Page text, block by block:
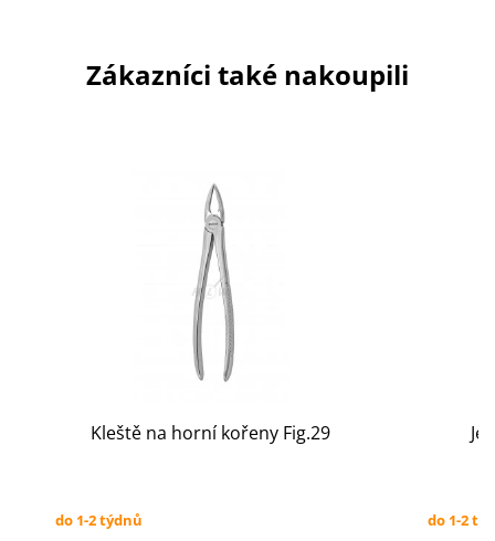
Zákazníci také nakoupili
Kleště na horní kořeny Fig.29
do 1-2 týdnů do 1-2